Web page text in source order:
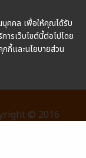
© 2016
บุคคล เพื่อให้คุณได้รับ
ารเว็บไซต์นี้ต่อไปโดย
กี้และนโยบายส่วน